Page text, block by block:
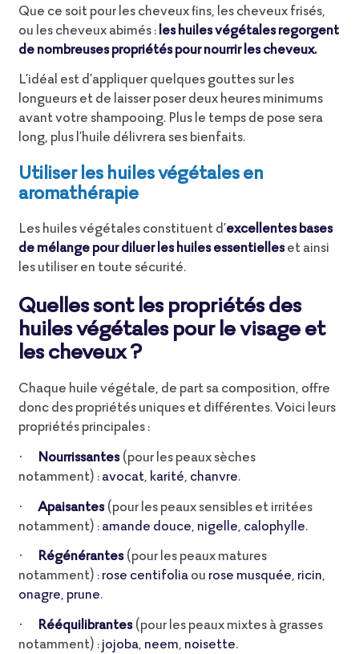
Que ce soit pour les cheveux fins, les cheveux frisés,
ou les cheveux abimés :les huiles végétales regorgent
de nombreuses propriétés pour nourrir les cheveux.
L’idéal est d’appliquer quelques gouttes sur les
longueurs et de laisser poser deux heures minimums
avant votre shampooing. Plus le temps de pose sera
long, plus l’huile délivrera ses bienfaits.
Utiliser les huiles végétales en
aromathérapie
Les huiles végétales constituent d’excellentes bases
de mélange pour diluer les huiles essentielleset ainsi
les utiliser en toute sécurité.
Quelles sont les propriétés des
huiles végétales pour le visage et
les cheveux ?
Chaque huile végétale, de part sa composition, offre
donc des propriétés uniques et différentes. Voici leurs
propriétés principales :
· Nourrissantes (pour les peaux sèches
notamment) :avocat, karité, chanvre.
· Apaisantes (pour les peaux sensibles et irritées
notamment) :amande douce, nigelle, calophylle.
· Régénérantes (pour les peaux matures
notamment) :rose centifoliaou rose musquée, ricin,
onagre, prune.
· Rééquilibrantes (pour les peaux mixtes à grasses
notamment) :jojoba, neem, noisette.